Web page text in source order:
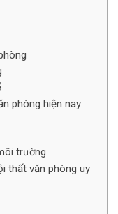
phòng hiện nay
trường
thất văn phòng uy